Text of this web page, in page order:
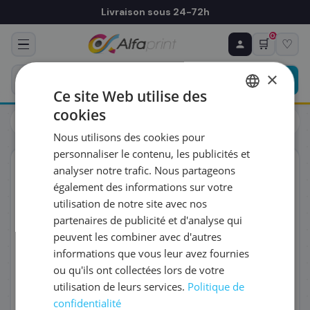
Livraison sous 24-72h
🛒
0
♡
Toners
Brother
ORIGINAL
♻ COMMANDE RÉCURRENTE
Prévoyez & économisez
Programmez votre prochain achat — notre équipe
vous prépare un devis personnalisé
RÉFÉRENCE DU PRODUIT
FRÉQUENCE
QUANTITÉ PAR LIVRAISON
DATE DE PREMIÈRE LIVRAISON SOUHAITÉE
×
Ce site Web utilise des
cookies
Nous utilisons des cookies pour
personnaliser le contenu, les publicités et
analyser notre trafic. Nous partageons
également des informations sur votre
utilisation de notre site avec nos
partenaires de publicité et d'analyse qui
peuvent les combiner avec d'autres
informations que vous leur avez fournies
ou qu'ils ont collectées lors de votre
utilisation de leurs services. Politique de
confidentialité